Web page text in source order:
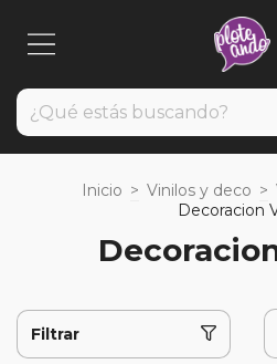
Inicio > Vinilos y deco >
Decoracion
Filtrar